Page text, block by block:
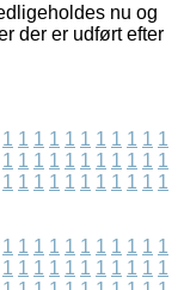
nu og
der er udført efter
1 1 1 1 1 1 1 1 1 1 1
1 1 1 1 1 1 1 1 1 1 1
1 1 1 1 1 1 1 1 1 1 1
1 1 1 1 1 1 1 1 1 1 1
1 1 1 1 1 1 1 1 1 1 1